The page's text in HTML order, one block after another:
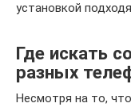
установкой
Где искать
разных
Несмотря на то,